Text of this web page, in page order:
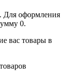
Для оформления
0.
вас товары в